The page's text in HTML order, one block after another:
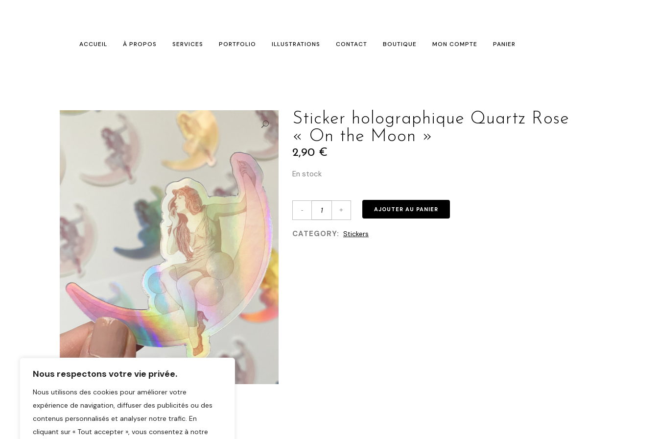
Nous respectons votre vie privée.
Nous utilisons des cookies pour améliorer votre
expérience de navigation, diffuser des publicités ou des
contenus personnalisés et analyser notre trafic. En
cliquant sur « Tout accepter », vous consentez à notre
ACCUEIL À PROPOS SERVICES PORTFOLIO ILLUSTRATIONS CONTACT BOUTIQUE MON COMPTE PANIER
Sticker holographique Quartz Rose
« On the Moon »
2,90 €
En stock
Quantité
Sticker
AJOUTER AU PANIER
CATEGORY: Stickers